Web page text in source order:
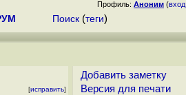
Профиль: Аноним (вход
Поиск (теги)
[исправить]
Добавить заметку
Версия для печати